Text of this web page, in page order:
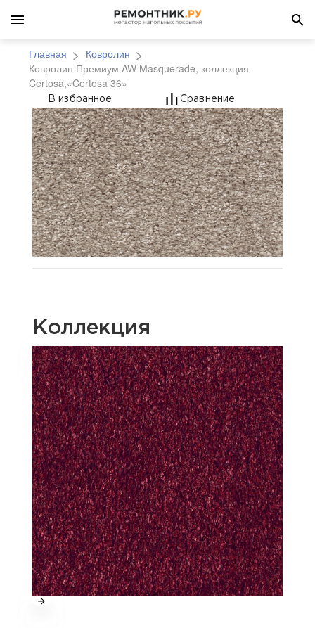
Главная
Ковролин
Ковролин Премиум AW Masquerade, коллекция
Certosa,«Certosa 36»
Ковролин Премиум
В избранное Сравнение
Коллекция